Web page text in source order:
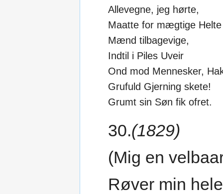
Allevegne, jeg hørte,
Maatte for mægtige Helte
Mænd tilbagevige,
Indtil i Piles Uveir
Ond mod Mennesker,
Grufuld Gjerning skete!
Grumt sin Søn fik ofret.
30.(1829)
(Mig en
Røver min